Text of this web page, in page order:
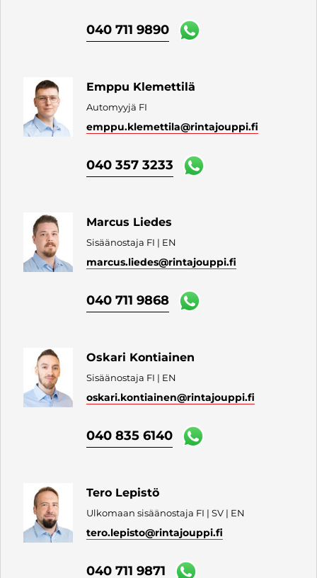
040 711 9890
Emppu Klemettilä
Automyyjä FI
emppu.klemettila@rintajouppi.fi
040 357 3233
Marcus Liedes
Sisäänostaja FI | EN
marcus.liedes@rintajouppi.fi
040 711 9868
Oskari Kontiainen
Sisäänostaja FI | EN
oskari.kontiainen@rintajouppi.fi
040 835 6140
Tero Lepistö
Ulkomaan sisäänostaja FI | SV | EN
tero.lepisto@rintajouppi.fi
040 711 9871